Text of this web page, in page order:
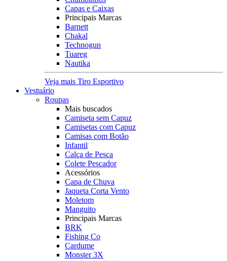
Capas e Caixas
Principais Marcas
Barnett
Chakal
Technogun
Tuareg
Nautika
Veja mais Tiro Esportivo
Vestuário
Roupas
Mais buscados
Camiseta sem Capuz
Camisetas com Capuz
Camisas com Botão
Infantil
Calça de Pesca
Colete Pescador
Acessórios
Capa de Chuva
Jaqueta Corta Vento
Moletom
Manguito
Principais Marcas
BRK
Fishing Co
Cardume
Monster 3X